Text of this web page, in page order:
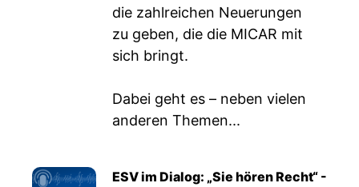
die zahlreichen Neuerungen
zu geben, die die MICAR mit
sich bringt.
Dabei geht es – neben vielen
anderen Themen...
ESV im Dialog: „Sie hören Recht“ -